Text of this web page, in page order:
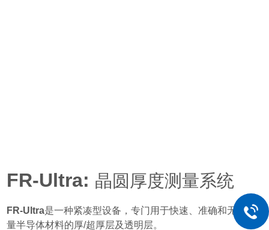
FR-Ultra: 晶圆厚度测量系统
FR-Ultra是一种紧凑型设备，专门用于快速、准确和无损测
量半导体材料的厚/超厚层及透明层。